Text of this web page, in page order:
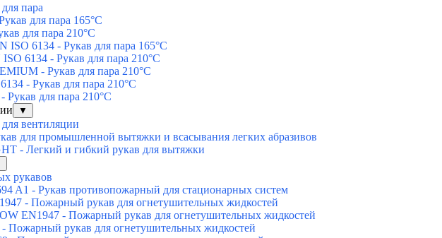
пара
для пара 165°C
для пара 210°C
6134 - Рукав для пара 165°C
6134 - Рукав для пара 210°C
- Рукав для пара 210°C
- Рукав для пара 210°C
для пара 210°C
▼
вентиляции
для промышленной вытяжки и всасывания легких абразивов
- Легкий и гибкий рукав для вытяжки
рукавов
A1 - Рукав противопожарный для стационарных систем
- Пожарный рукав для огнетушительных жидкостей
EN1947 - Пожарный рукав для огнетушительных жидкостей
Пожарный рукав для огнетушительных жидкостей